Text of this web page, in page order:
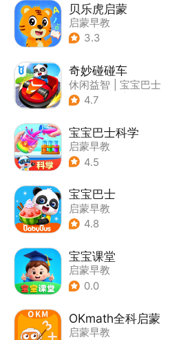
贝乐虎启蒙
启蒙早教
3.3
奇妙碰碰车
休闲益智
宝宝巴士
| 儿童游戏
4.7
宝宝巴士科学
启蒙早教
4.5
宝宝巴士
启蒙早教
| 儿童益智游戏
4.8
宝宝课堂
启蒙早教
0.0
OKmath全科启蒙
启蒙早教